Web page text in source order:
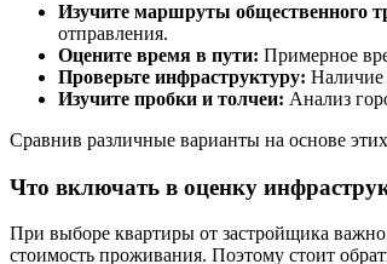
Изучите маршруты общественного
отправления.
Оцените время в пути: Примерное
Проверьте инфраструктуру: Наличие
Изучите пробки и толчеи: Анализ
Сравнив различные варианты на основе
Что включать в оценку
При выборе квартиры от застройщика
стоимость проживания. Поэтому стоит